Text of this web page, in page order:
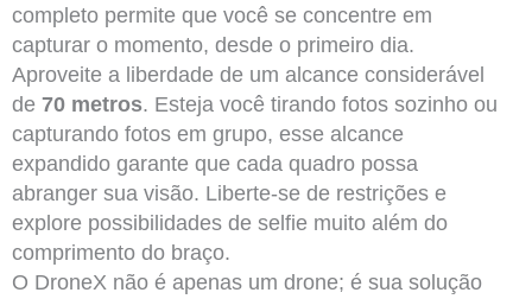
completo permite que você se concentre em
capturar o momento, desde o primeiro dia.
Aproveite a liberdade de um alcance considerável
de 70 metros. Esteja você tirando fotos sozinho ou
capturando fotos em grupo, esse alcance
expandido garante que cada quadro possa
abranger sua visão. Liberte-se de restrições e
explore possibilidades de selfie muito além do
comprimento do braço.
O DroneX não é apenas um drone; é sua solução